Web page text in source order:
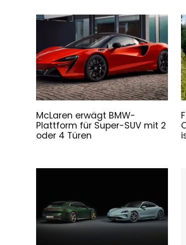
McLaren erwägt BMW-
Plattform für Super-SUV mit 2
oder 4 Türen